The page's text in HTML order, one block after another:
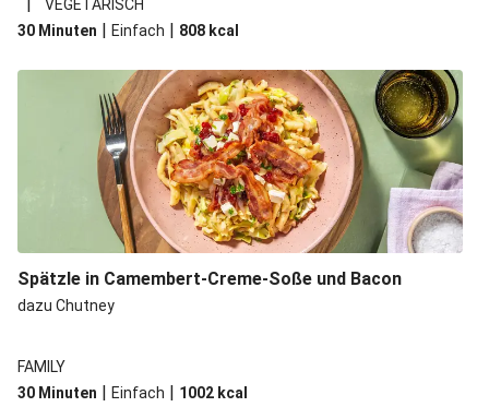
VEGETARISCH
30 Minuten | Einfach | 808 kcal
Spätzle in Camembert-Creme-Soße und Bacon
dazu Chutney
FAMILY
30 Minuten | Einfach | 1002 kcal